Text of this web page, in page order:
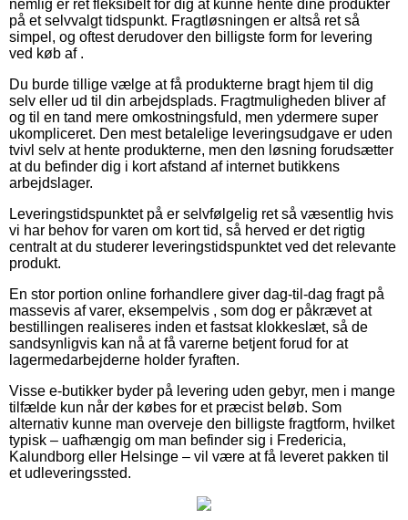
nemlig er ret fleksibelt for dig at kunne hente dine produkter
på et selvvalgt tidspunkt. Fragtløsningen er altså ret så
simpel, og oftest derudover den billigste form for levering
ved køb af .
Du burde tillige vælge at få produkterne bragt hjem til dig
selv eller ud til din arbejdsplads. Fragtmuligheden bliver af
og til en tand mere omkostningsfuld, men ydermere super
ukompliceret. Den mest betalelige leveringsudgave er uden
tvivl selv at hente produkterne, men den løsning forudsætter
at du befinder dig i kort afstand af internet butikkens
arbejdslager.
Leveringstidspunktet på er selvfølgelig ret så væsentlig hvis
vi har behov for varen om kort tid, så herved er det rigtig
centralt at du studerer leveringstidspunktet ved det relevante
produkt.
En stor portion online forhandlere giver dag-til-dag fragt på
massevis af varer, eksempelvis , som dog er påkrævet at
bestillingen realiseres inden et fastsat klokkeslæt, så de
sandsynligvis kan nå at få varerne betjent forud for at
lagermedarbejderne holder fyraften.
Visse e-butikker byder på levering uden gebyr, men i mange
tilfælde kun når der købes for et præcist beløb. Som
alternativ kunne man overveje den billigste fragtform, hvilket
typisk – uafhængig om man befinder sig i Fredericia,
Kalundborg eller Helsinge – vil være at få leveret pakken til
et udleveringssted.